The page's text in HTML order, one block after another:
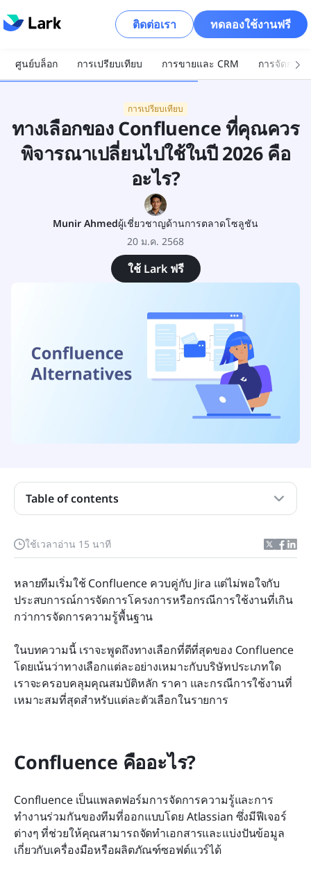
ติดต่อเรา ทดลองใช้งานฟรี
ศูนย์บล็อก การเปรียบเทียบ การขายและ CRM การจัดการ
การเปรียบเทียบ
ทางเลือกของ Confluence ที่คุณควร
พิจารณาเปลี่ยนไปใช้ในปี 2026 คือ
อะไร?
Munir Ahmedผู้เชี่ยวชาญด้านการตลาดโซลูชัน
20 ม.ค. 2568
ใช้ Lark ฟรี
ใช้เวลาอ่าน 15 นาที
หลายทีมเริ่มใช้ Confluence ควบคู่กับ Jira แต่ไม่พอใจกับ
ประสบการณ์การจัดการโครงการหรือกรณีการใช้งานที่เกิน
กว่าการจัดการความรู้พื้นฐาน
ในบทความนี้ เราจะพูดถึงทางเลือกที่ดีที่สุดของ Confluence
โดยเน้นว่าทางเลือกแต่ละอย่างเหมาะกับบริษัทประเภทใด
เราจะครอบคลุมคุณสมบัติหลัก ราคา และกรณีการใช้งานที่
เหมาะสมที่สุดสำหรับแต่ละตัวเลือกในรายการ
Confluence คืออะไร?
Confluence เป็นแพลตฟอร์มการจัดการความรู้และการ
ทำงานร่วมกันของทีมที่ออกแบบโดย Atlassian ซึ่งมีฟีเจอร์
ต่างๆ ที่ช่วยให้คุณสามารถจัดทำเอกสารและแบ่งปันข้อมูล
เกี่ยวกับเครื่องมือหรือผลิตภัณฑ์ซอฟต์แวร์ได้
Table of contents
Confluence คืออะไร?
10 ทางเลือก Confluence ที่ดีที่สุดสำหรับการทำงาน
ร่วมกันด้านเนื้อหาที่ดียิ่งขึ้นและมากกว่า
โดยตรงกับ Confluence?
รับมากกว่าฐานความรู้ด้วย Lark